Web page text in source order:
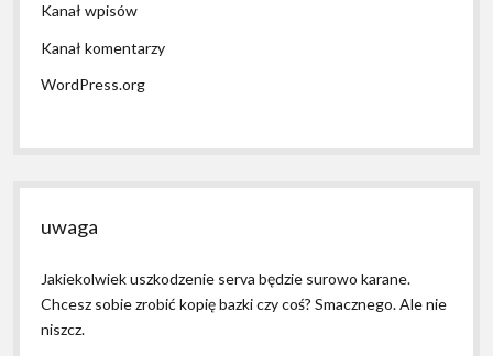
Kanał wpisów
Kanał komentarzy
WordPress.org
uwaga
Jakiekolwiek uszkodzenie serva będzie surowo karane.
Chcesz sobie zrobić kopię bazki czy coś? Smacznego. Ale nie
niszcz.